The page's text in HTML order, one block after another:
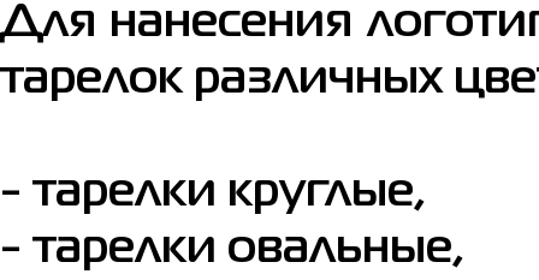
Для нанесения
тарелок различных
- тарелки круглые,
- тарелки овальные,